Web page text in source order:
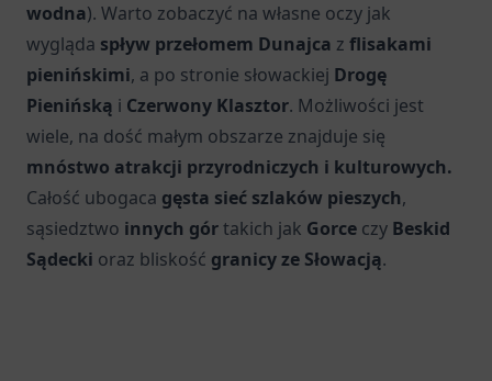
wodna). Warto zobaczyć na własne oczy jak
wygląda spływ przełomem Dunajca z flisakami
pienińskimi, a po stronie słowackiej Drogę
Pienińską i Czerwony Klasztor. Możliwości jest
wiele, na dość małym obszarze znajduje się
mnóstwo atrakcji przyrodniczych i kulturowych.
Całość ubogaca gęsta sieć szlaków pieszych,
sąsiedztwo innych górtakich jak Gorce czy Beskid
Sądecki oraz bliskość granicy ze Słowacją.